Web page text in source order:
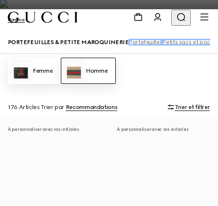
Homme
PORTEFEUILLES & PETITE MAROQUINERIE Portefeuilles Petits sacs et
Femme Homme
176 Articles Trier par Recommandations Trier et filtrer
À personnaliser avec vos initiales À personnaliser avec vos initiales